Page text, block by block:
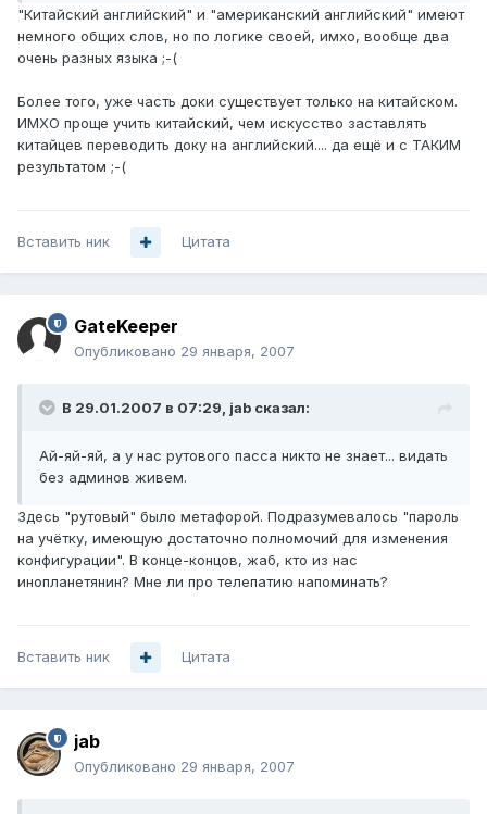
"Китайский английский" и "американский английский" имеют
немного общих слов, но по логике своей, имхо, вообще два
очень разных языка ;-(
Более того, уже часть доки существует только на китайском.
ИМХО проще учить китайский, чем искусство заставлять
китайцев переводить доку на английский.... да ещё и с ТАКИМ
результатом ;-(
Вставить ник Цитата
GateKeeper
Опубликовано 29 января, 2007
В 29.01.2007 в 07:29, jab сказал:
Ай-яй-яй, а у нас рутового пасса никто не знает... видать
без админов живем.
Здесь "рутовый" было метафорой. Подразумевалось "пароль
на учётку, имеющую достаточно полномочий для изменения
конфигурации". В конце-концов, жаб, кто из нас
инопланетянин? Мне ли про телепатию напоминать?
Вставить ник Цитата
jab
Опубликовано 29 января, 2007